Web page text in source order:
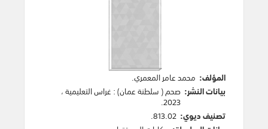
المؤلف: محمد عامر المعمري.
بيانات النشر: صحم ( سلطنة عمان): غراس التعليمية،
2023
.
تصنيف ديوي: 813.02.